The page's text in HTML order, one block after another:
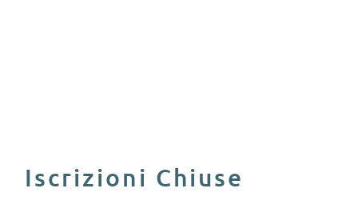
Iscrizioni Chiuse